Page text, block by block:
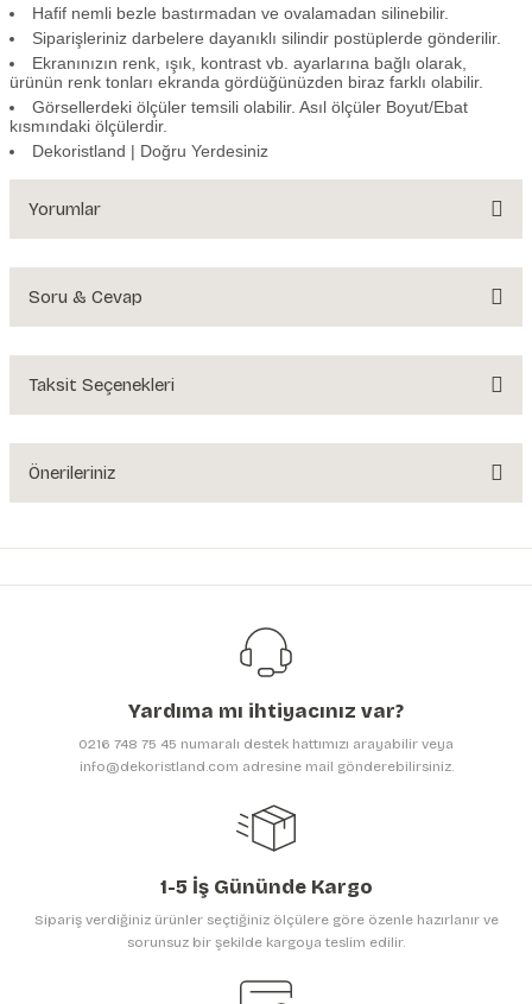
Hafif nemli bezle bastırmadan ve ovalamadan silinebilir.
Siparişleriniz darbelere dayanıklı silindir postüplerde gönderilir.
Ekranınızın renk, ışık, kontrast vb. ayarlarına bağlı olarak,
ürünün renk tonları ekranda gördüğünüzden biraz farklı olabilir.
Görsellerdeki ölçüler temsili olabilir. Asıl ölçüler Boyut/Ebat
kısmındaki ölçülerdir.
Dekoristland | Doğru Yerdesiniz
Yorumlar
Soru & Cevap
Ürün hakkında henüz soru sorulmamış.
Taksit Seçenekleri
Önerileriniz
yetersiz gördüğünüz noktaları öneri formunu kullanarak tarafımıza
Görüş ve önerileriniz için teşekkür ederiz.
Ürün resmi kalitesiz, bozuk veya görüntülenemiyor.
Ürün bilgilerinde hatalar bulunuyor.
Gönder
Yardıma mı ihtiyacınız var?
0216 748 75 45 numaralı destek hattımızı arayabilir veya
info@dekoristland.com adresine mail gönderebilirsiniz.
1-5 İş Gününde Kargo
Sipariş verdiğiniz ürünler seçtiğiniz ölçülere göre özenle hazırlanır ve
sorunsuz bir şekilde kargoya teslim edilir.